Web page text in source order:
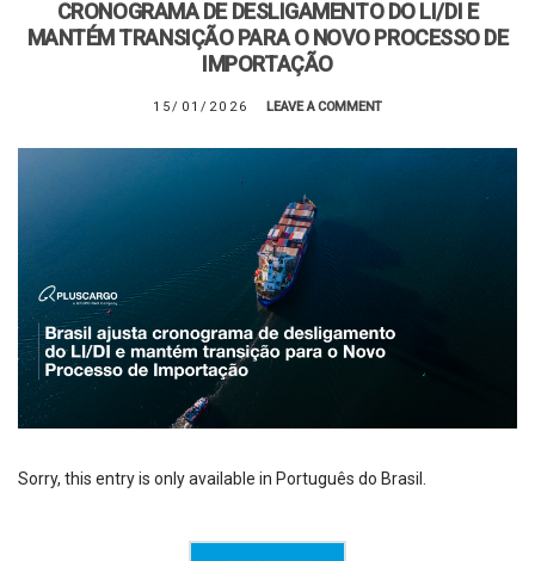
CRONOGRAMA DE DESLIGAMENTO DO LI/DI E
MANTÉM TRANSIÇÃO PARA O NOVO PROCESSO DE
IMPORTAÇÃO
15/01/2026 LEAVE A COMMENT
Sorry, this entry is only available in Português do Brasil.